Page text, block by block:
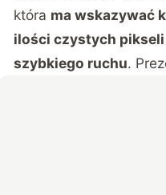
która ma wskazywać
ilości czystych
szybkiego ruchu.